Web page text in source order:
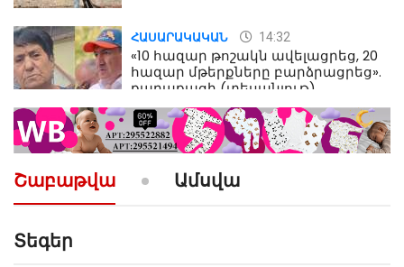
ՀԱՍԱՐԱԿԱԿԱՆ 14:32
«10 հազար թոշակն ավելացրեց, 20
հազար մթերքները բարձրացրեց».
քաղաքացի (տեսանյութ)
ՔԱՂԱՔԱԿԱՆ 10:52
«Լեզվիդ տալու փոխարեն
արտաբերիր այս երկու
նախադասությունը»․ Իշխան
Շաբաթվա Ամսվա
Տեգեր